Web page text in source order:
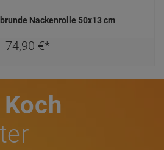
Nackenrolle 50x13 cm
74,90 €*